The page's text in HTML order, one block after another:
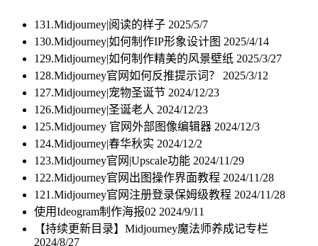
131.Midjourney|阅读的样子 2025/5/7
130.Midjourney|如何制作IP形象设计图 2025/4/14
129.Midjourney|如何制作精美的风景壁纸 2025/3/27
128.Midjourney官网如何反推提示词？ 2025/3/12
127.Midjourney|宠物圣诞节 2024/12/23
126.Midjourney|圣诞老人 2024/12/23
125.Midjourney 官网外部图像编辑器 2024/12/3
124.Midjourney|春华秋实 2024/12/2
123.Midjourney官网|Upscale功能 2024/11/29
122.Midjourney官网出图操作界面教程 2024/11/28
121.Midjourney官网注册登录保姆级教程 2024/11/28
使用Ideogram制作海报02 2024/9/11
【持续更新目录】Midjourney魔法师养成记专栏
2024/8/27